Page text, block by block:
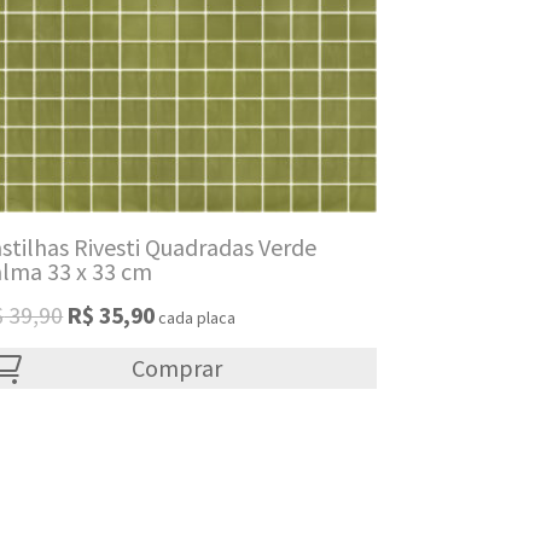
Rivesti Quadradas Verde
33 x 33 cm
39,90 Original
R$ 35,90Current
is:
cada placa
Comprar